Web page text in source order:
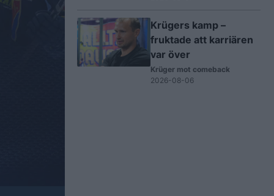
Krügers kamp –
fruktade att karriären
var över
Krüger mot comeback
2026-08-06